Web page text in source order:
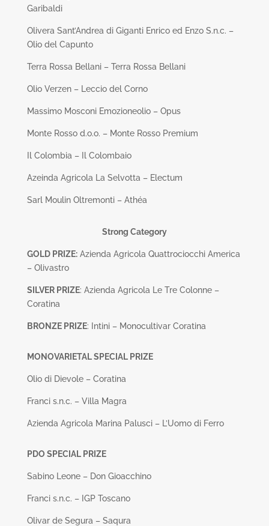
Garibaldi
Olivera Sant’Andrea di Giganti Enrico ed Enzo S.n.c. –
Olio del Capunto
Terra Rossa Bellani – Terra Rossa Bellani
Olio Verzen – Leccio del Corno
Massimo Mosconi Emozioneolio – Opus
Monte Rosso d.o.o. – Monte Rosso Premium
Il Colombia – Il Colombaio
Azeinda Agricola La Selvotta – Electum
Sarl Moulin Oltremonti – Athéa
Strong Category
GOLD PRIZE:Azienda Agricola Quattrociocchi America
– Olivastro
SILVER PRIZE: Azienda Agricola Le Tre Colonne –
Coratina
BRONZE PRIZE: Intini – Monocultivar Coratina
MONOVARIETAL SPECIAL PRIZE
Olio di Dievole – Coratina
Franci s.n.c. – Villa Magra
Azienda Agricola Marina Palusci – L’Uomo di Ferro
PDO SPECIAL PRIZE
Sabino Leone – Don Gioacchino
Franci s.n.c. – IGP Toscano
Olivar de Segura – Saqura